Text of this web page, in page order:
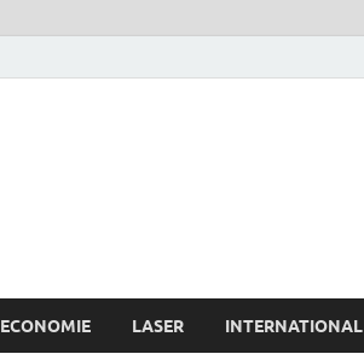
ECONOMIE LASER INTERNATIONAL